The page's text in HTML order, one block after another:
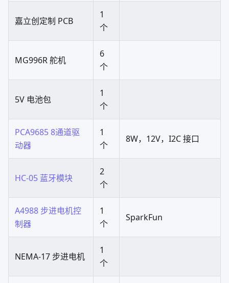
嘉立创定制 PCB
1
个
MG996R 舵机
6
个
5V 电池包
1
个
PCA9685 8通道驱
动器
1
个
8W，12V，I2C 接口
HC-05 蓝牙模块
2
个
A4988 步进电机控
制器
1
个
SparkFun
NEMA-17 步进电机
1
个